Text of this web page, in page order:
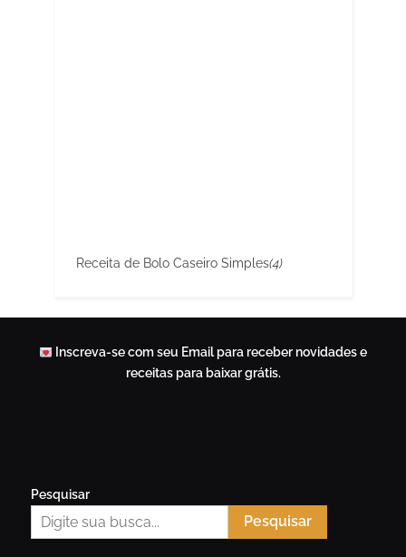
Receita de Bolo Caseiro Simples(4)
Inscreva-se com seu Email para receber novidades e
receitas para baixar grátis.
Pesquisar
Pesquisar